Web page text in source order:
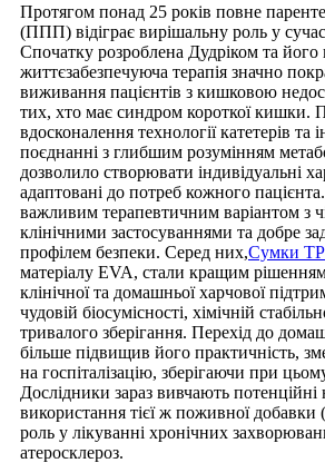
Протягом понад 25 років повне
(ППП) відіграє вирішальну роль у
Спочатку розроблена Дудріком та
життєзабезпечуюча терапія значно
виживання пацієнтів з кишковою
тих, хто має синдром короткої кишки.
вдосконалення технології катетерів та
поєднанні з глибшим розумінням
дозволило створювати індивідуальні
адаптовані до потреб кожного
важливим терапевтичним варіантом з
клінічними застосуваннями та добре
профілем безпеки. Серед них,Сумки
матеріалу EVA, стали кращим
клінічної та домашньої харчової
чудовій біосумісності, хімічній
тривалого зберігання. Перехід до
більше підвищив його практичність,
на госпіталізацію, зберігаючи при
Дослідники зараз вивчають потенційні
використання тієї ж поживної
роль у лікуванні хронічних
атеросклероз.